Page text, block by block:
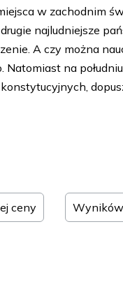
w zachodnim
najludniejsze
A czy można
Natomiast na
ceny